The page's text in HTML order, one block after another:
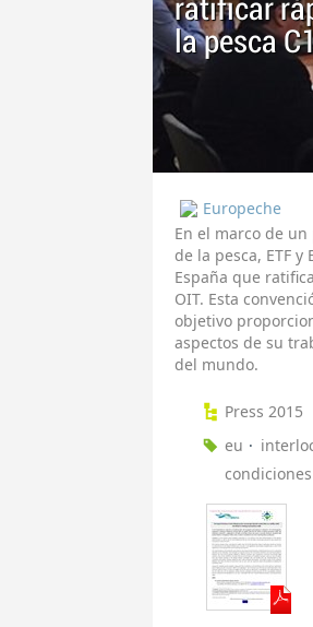
ratificar
la pesca
Europeche
En el marco de
de la pesca, ETF
España que
OIT. Esta
objetivo
aspectos de su
del mundo.
Press 2015
eu